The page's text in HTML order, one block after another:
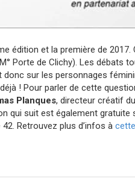
édition et la première de 2017.
Porte de Clichy). Les débats
donc sur les personnages
! Pour parler de cette
Planques, directeur créatif
qui suit est également
42. Retrouvez plus d’infos à